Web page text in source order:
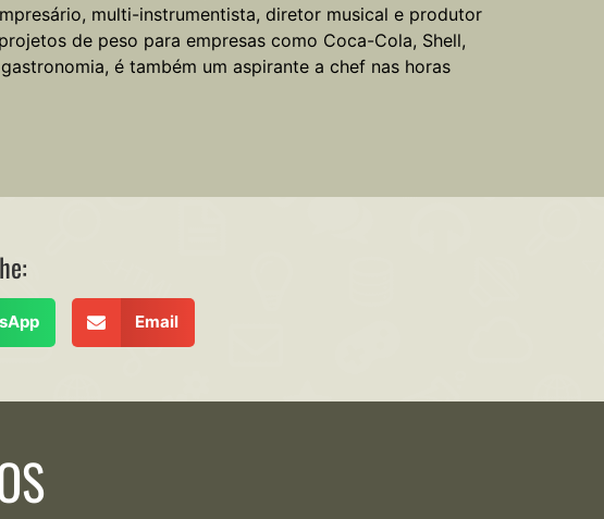
multi-instrumentista, diretor musical e produtor
de peso para empresas como Coca-Cola, Shell,
é também um aspirante a chef nas horas
Email